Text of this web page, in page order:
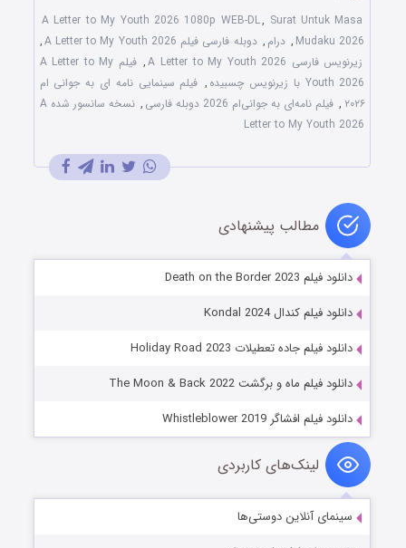
A Letter to My Youth 2026 1080p WEB-DL, Surat Untuk Masa
Mudaku 2026
, درام , دوبله فارسی فیلم A Letter to My Youth 2026
,
زیرنویس فارسی A Letter to My Youth 2026
,
فیلم A Letter to My
Youth 2026 با زیرنویس چسبیده
, فیلم سینمایی نامه ‌ای به جوانی ‌ام
۲۰۲۶ , فیلم نامه‌ای به جوانی‌ام 2026 دوبله فارسی ,
نسخه سانسور شده A
Letter to My Youth 2026
مطالب پیشنهادی
دانلود فیلم Death on the Border 2023
دانلود فیلم کندال Kondal 2024
دانلود فیلم جاده تعطیلات Holiday Road 2023
دانلود فیلم ماه و برگشت The Moon & Back 2022
دانلود فیلم افشاگر Whistleblower 2019
لینک‌های کاربردی
سینمای آنلاین دوستی‌ها